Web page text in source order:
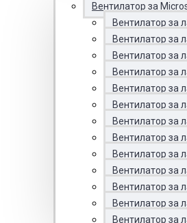
Вентилатор за
Вентилатор за
Вентилатор за
Вентилатор за
Вентилатор за
Вентилатор за
Вентилатор за
Вентилатор за
Вентилатор за
Вентилатор за
Вентилатор за
Вентилатор за
Вентилатор за
Вентилатор за